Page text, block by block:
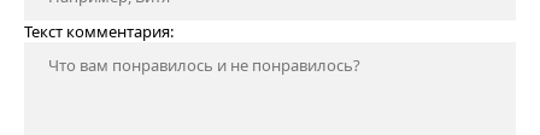
Текст комментария: